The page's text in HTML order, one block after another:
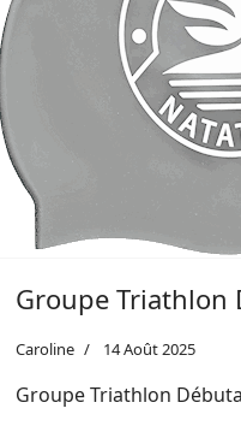
Groupe Triathlon
Caroline 14 Août 2025
Groupe Triathlon